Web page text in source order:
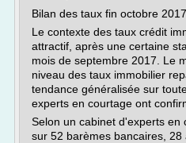
Bilan des taux fin octobre 2017
Le contexte des taux crédit
attractif, après une certaine
mois de septembre 2017. Le
niveau des taux immobilier
tendance généralisée sur
experts en courtage ont
Selon un cabinet d'experts en
sur 52 barèmes bancaires, 28